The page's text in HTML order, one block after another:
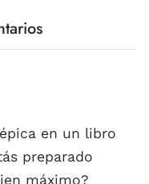
en un libro
preparado
máximo?